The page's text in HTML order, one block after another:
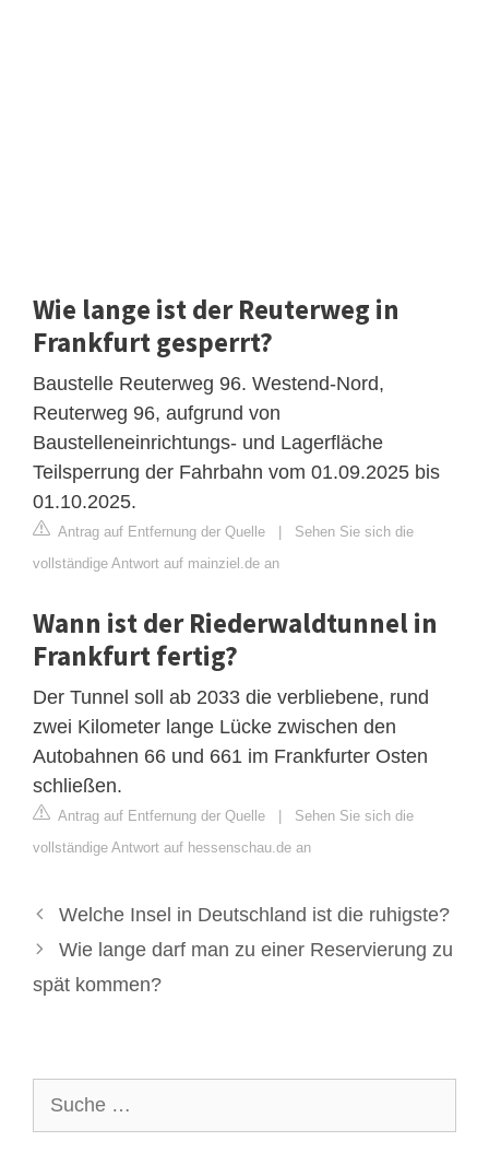
Wie lange ist der Reuterweg in
Frankfurt gesperrt?
Baustelle Reuterweg 96. Westend-Nord,
Reuterweg 96, aufgrund von
Baustelleneinrichtungs- und Lagerfläche
Teilsperrung der Fahrbahn vom 01.09.2025 bis
01.10.2025.
Antrag auf Entfernung der Quelle | Sehen Sie sich die
vollständige Antwort auf mainziel.de an
Wann ist der Riederwaldtunnel in
Frankfurt fertig?
Der Tunnel soll ab 2033 die verbliebene, rund
zwei Kilometer lange Lücke zwischen den
Autobahnen 66 und 661 im Frankfurter Osten
schließen.
Antrag auf Entfernung der Quelle | Sehen Sie sich die
vollständige Antwort auf hessenschau.de an
Welche Insel in Deutschland ist die ruhigste?
Wie lange darf man zu einer Reservierung zu
spät kommen?
nach: